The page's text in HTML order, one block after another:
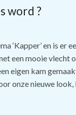
word?
‘Kapper’ en is er
een mooie
eigen kam
onze nieuwe